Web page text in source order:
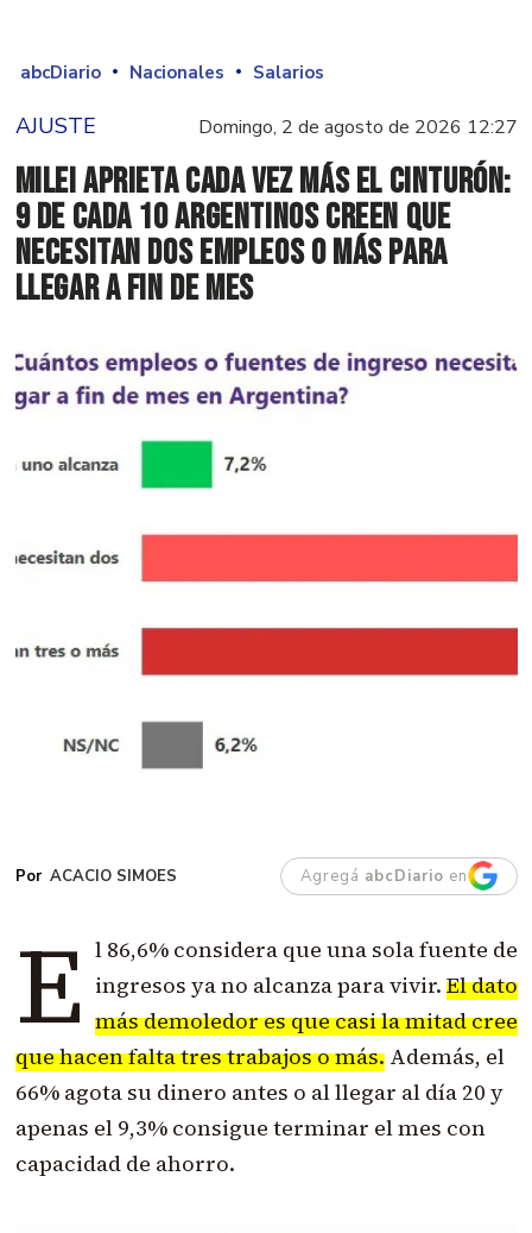
abcDiario Nacionales Salarios
AJUSTE Domingo, 2 de agosto de 2026 12:27
Milei aprieta cada vez más el cinturón:
9 de cada 10 argentinos creen que
necesitan dos empleos o más para
llegar a fin de mes
ACACIO SIMOES Agregá abcDiario en
E l 86,6% considera que una sola fuente de
ingresos ya no alcanza para vivir. El dato
más demoledor es que casi la mitad cree
que hacen falta tres trabajos o más.Además, el
66% agota su dinero antes o al llegar al día 20 y
apenas el 9,3% consigue terminar el mes con
capacidad de ahorro.